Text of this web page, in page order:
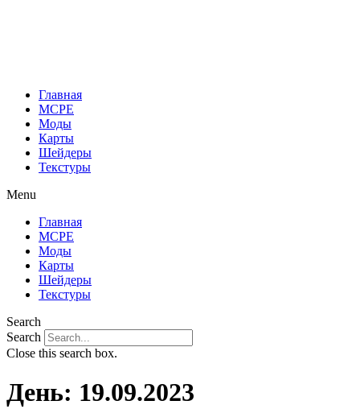
Главная
MCPE
Моды
Карты
Шейдеры
Текстуры
Menu
Главная
MCPE
Моды
Карты
Шейдеры
Текстуры
Search
Search
Close this search box.
День: 19.09.2023